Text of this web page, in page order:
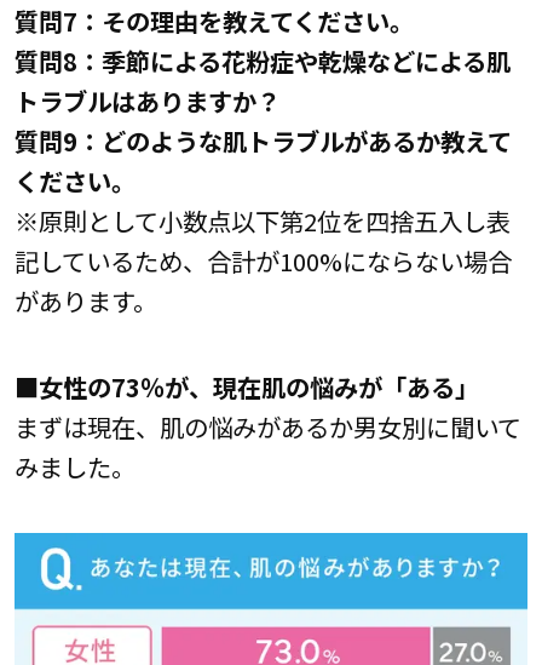
質問7：その理由を教えてください。
質問8：季節による花粉症や乾燥などによる肌
トラブルはありますか？
質問9：どのような肌トラブルがあるか教えて
ください。
※原則として小数点以下第2位を四捨五入し表
記しているため、合計が100%にならない場合
があります。
■女性の73％が、現在肌の悩みが「ある」
まずは現在、肌の悩みがあるか男女別に聞いて
みました。